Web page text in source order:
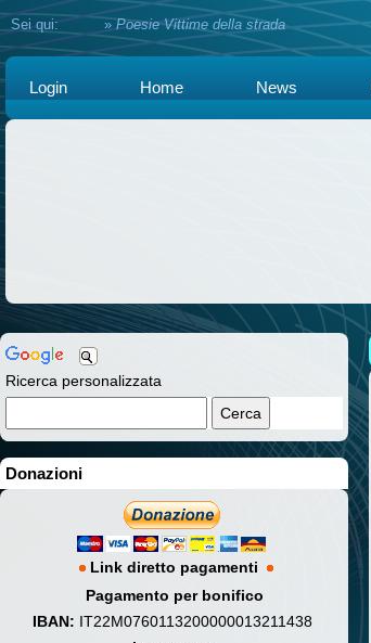
Sei qui:Home »Poesie Vittime della strada
Login Home News
Ricerca personalizzata
Donazioni
Link diretto pagamenti
Pagamento per bonifico
IBAN: IT22M0760113200000013211438